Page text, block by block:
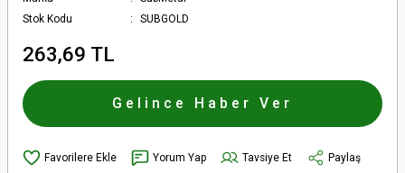
Stok Kodu
SUBGOLD
263,69 TL
Gelince Haber Ver
Yorum Yap Tavsiye Et
Paylaş